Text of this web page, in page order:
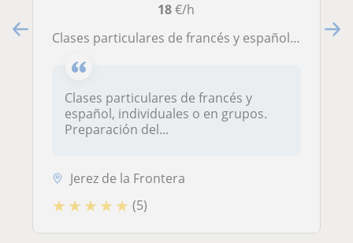
18€/h
Clases particulares de francés y español para extranjeros
Clases particulares de francés y
español, individuales o en grupos.
Preparación del...
Jerez de la Frontera
★ ★ ★ ★ ★ (5)